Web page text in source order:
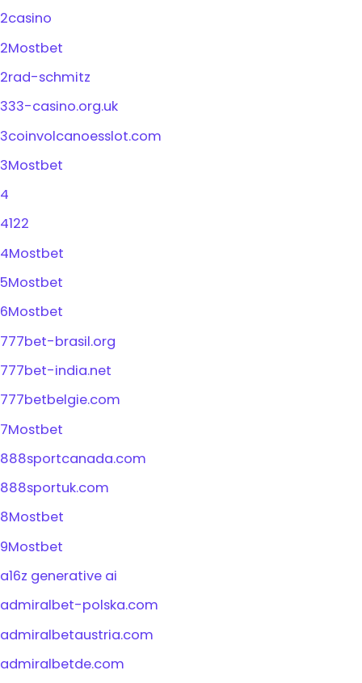
2casino
2Mostbet
2rad-schmitz
333-casino.org.uk
3coinvolcanoesslot.com
3Mostbet
4
4122
4Mostbet
5Mostbet
6Mostbet
777bet-brasil.org
777bet-india.net
777betbelgie.com
7Mostbet
888sportcanada.com
888sportuk.com
8Mostbet
9Mostbet
a16z generative ai
admiralbet-polska.com
admiralbetaustria.com
admiralbetde.com